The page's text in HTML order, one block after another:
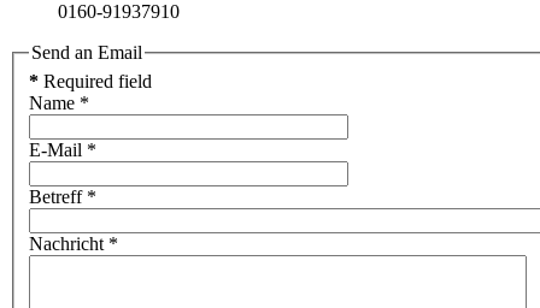
0160-91937910
Send an Email
* Required field
Name *
E-Mail *
Betreff*
Nachricht *